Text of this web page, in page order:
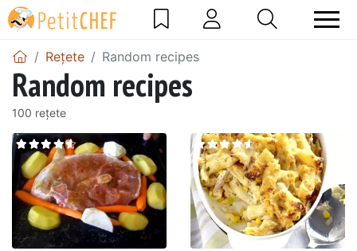
Rețete Random recipes
Random recipes
100 rețete